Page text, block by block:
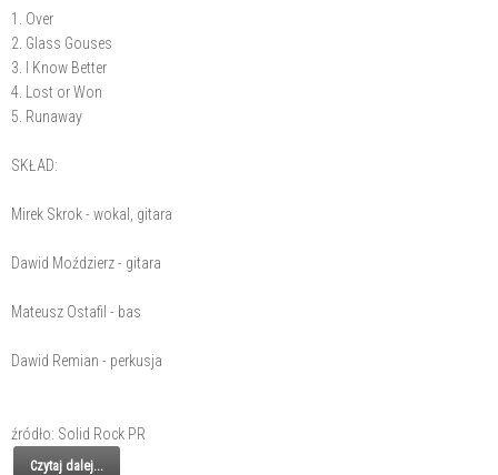
1. Over
2. Glass Gouses
3. I Know Better
4. Lost or Won
5. Runaway
SKŁAD:
Mirek Skrok - wokal, gitara
Dawid Moździerz - gitara
Mateusz Ostafil - bas
Dawid Remian - perkusja
źródło: Solid Rock PR
Czytaj dalej...